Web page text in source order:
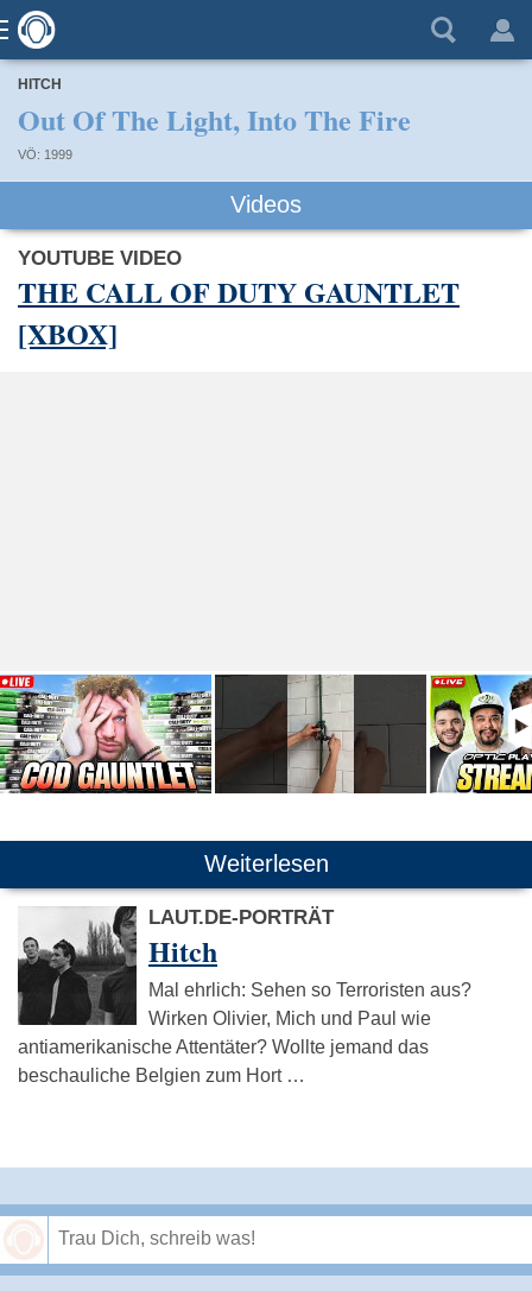
HITCH
Out Of The Light, Into The Fire
VÖ: 1999
Videos
YOUTUBE VIDEO
THE CALL OF DUTY GAUNTLET
[XBOX]
Weiterlesen
LAUT.DE-PORTRÄT
Hitch
Mal ehrlich: Sehen so Terroristen aus?
Wirken Olivier, Mich und Paul wie
antiamerikanische Attentäter? Wollte jemand das
beschauliche Belgien zum Hort …